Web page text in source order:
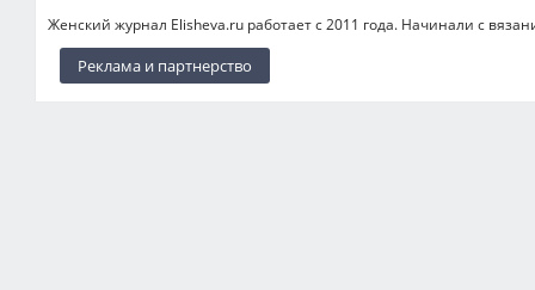
Женский журнал Elisheva.ru работает с 2011 года. Начинали с
Реклама и партнерство